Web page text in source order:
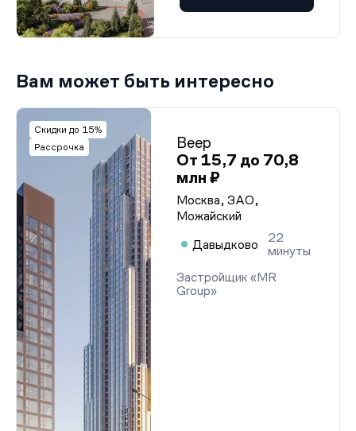
Вам может быть интересно
Скидки до 15%
Рассрочка
Веер
От 15,7 до 70,8
млн ₽
Москва, ЗАО,
Можайский
Давыдково
22
минуты
Застройщик «MR
Group»